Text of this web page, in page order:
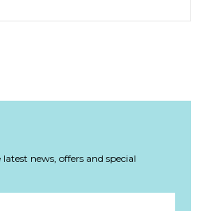
news, offers and special